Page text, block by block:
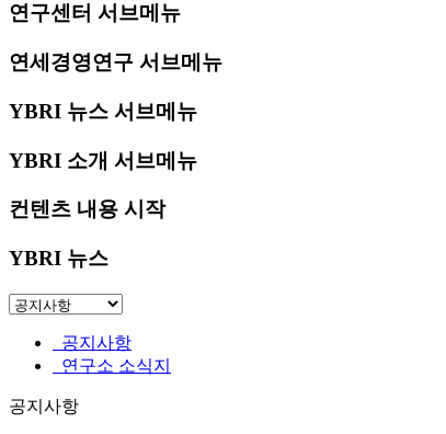
연구센터 서브메뉴
연세경영연구 서브메뉴
YBRI 뉴스 서브메뉴
YBRI 소개 서브메뉴
컨텐츠 내용 시작
YBRI 뉴스
공지사항
연구소 소식지
공지사항